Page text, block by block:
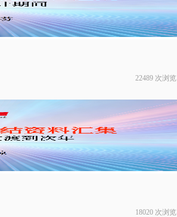
22489 次浏览
18020 次浏览